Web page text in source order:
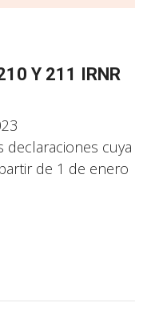
Y 211 IRNR
declaraciones cuya
de 1 de enero